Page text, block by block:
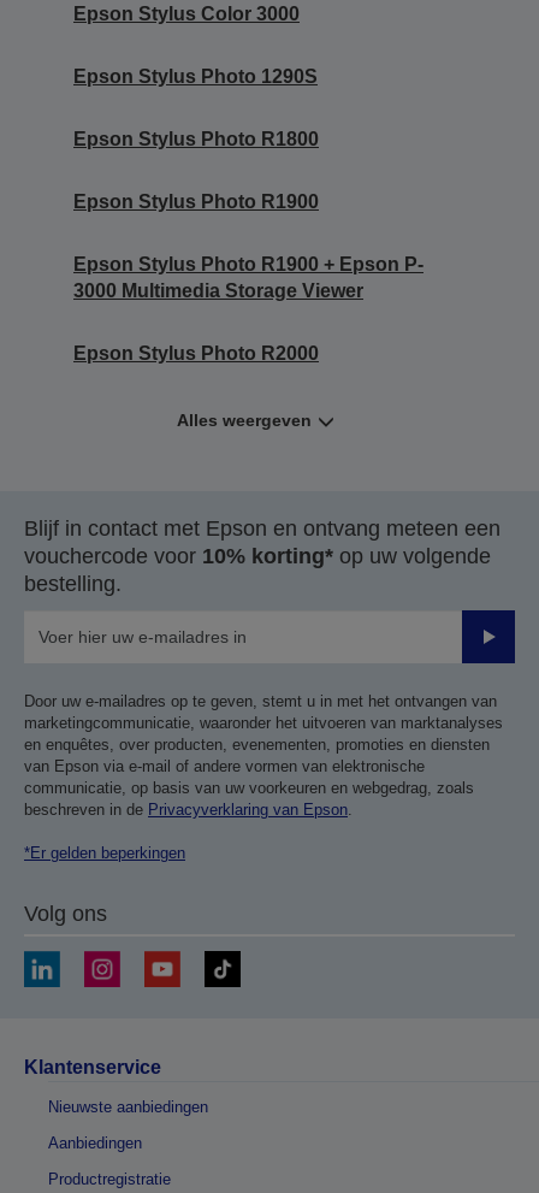
Epson Stylus Color 3000
Epson Stylus Photo 1290S
Epson Stylus Photo R1800
Epson Stylus Photo R1900
Epson Stylus Photo R1900 + Epson P-
3000 Multimedia Storage Viewer
Epson Stylus Photo R2000
Alles weergeven
Blijf in contact met Epson en ontvang meteen een
vouchercode voor 10% korting* op uw volgende
bestelling.
Door uw e-mailadres op te geven, stemt u in met het ontvangen van
marketingcommunicatie, waaronder het uitvoeren van marktanalyses
en enquêtes, over producten, evenementen, promoties en diensten
van Epson via e-mail of andere vormen van elektronische
communicatie, op basis van uw voorkeuren en webgedrag, zoals
beschreven in de Privacyverklaring van Epson.
*Er gelden beperkingen
Volg ons
Klantenservice
Nieuwste aanbiedingen
Aanbiedingen
Productregistratie